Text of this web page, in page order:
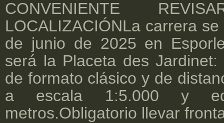
CONVENIENTE
LOCALIZACIÓNLa carrera
de junio de 2025 en
será la Placeta des Jardinet:
de formato clásico y de
a escala 1:5.000 y
metros.Obligatorio llevar